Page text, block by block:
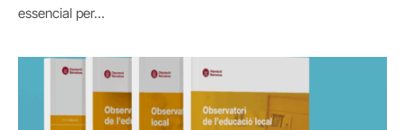
essencial per…